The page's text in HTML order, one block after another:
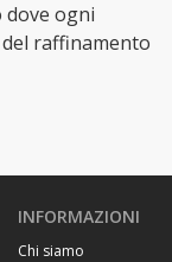
dove ogni
raffinamento
INFORMAZIONI
Chi siamo